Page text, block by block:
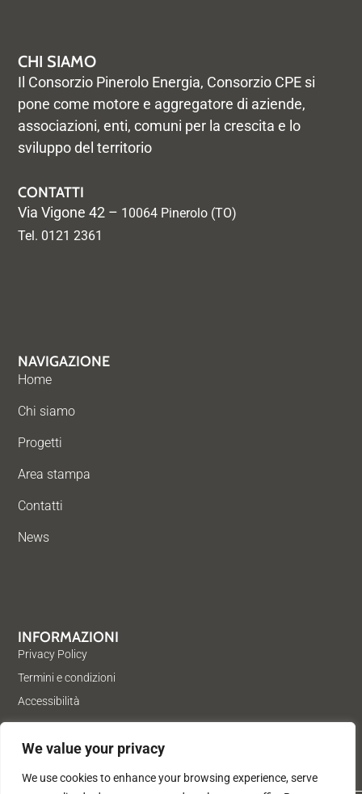
We value your privacy
We use cookies to enhance your browsing experience, serve
CHI SIAMO
Il Consorzio Pinerolo Energia, Consorzio CPE si
pone come motore e aggregatore di aziende,
associazioni, enti, comuni per la crescita e lo
sviluppo del territorio
CONTATTI
Via Vigone 42 – 10064 Pinerolo (TO)
Tel. 0121 2361
NAVIGAZIONE
Home
Chi siamo
Progetti
Area stampa
Contatti
News
INFORMAZIONI
Privacy Policy
Termini e condizioni
Accessibilità